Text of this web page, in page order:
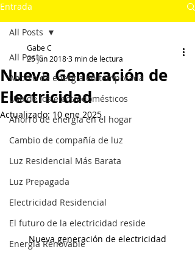
Entrada
All Posts
Ahorro de energía en temporada
Uso de los electrodomésticos
Ahorro de energía en el hogar
Cambio de compañía de luz
Luz Residencial Más Barata
Luz Prepagada
Electricidad Residencial
El futuro de la electricidad reside
Energía Renovable
All Posts
Nueva Generación de
Electricidad
Gabe C
25 jun 20183 min de lectura
Actualizado: 10 ene 2025
Nueva generación de electricidad